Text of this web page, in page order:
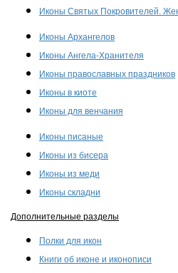
Иконы Святых Покровителей.
Иконы Архангелов
Иконы Ангела-Хранителя
Иконы православных праздников
Иконы в киоте
Иконы для венчания
Иконы писаные
Иконы из бисера
Иконы из меди
Иконы складни
Дополнительные разделы
Полки для икон
Книги об иконе и иконописи